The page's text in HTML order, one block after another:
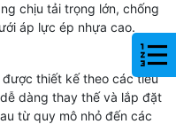
chịu tải trọng lớn, chống
áp lực ép nhựa cao.
thiết kế theo các tiêu
dàng thay thế và lắp đặt
từ quy mô nhỏ đến các